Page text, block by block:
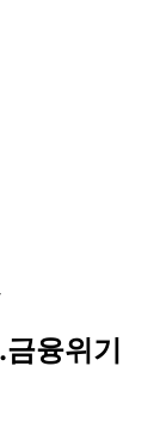
융위기